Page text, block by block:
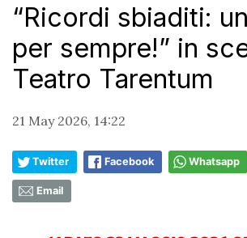
“Ricordi sbiaditi:
per sempre!” in
Teatro Tarentum
21 May 2026, 14:22
Twitter Facebook Whatsapp
Email